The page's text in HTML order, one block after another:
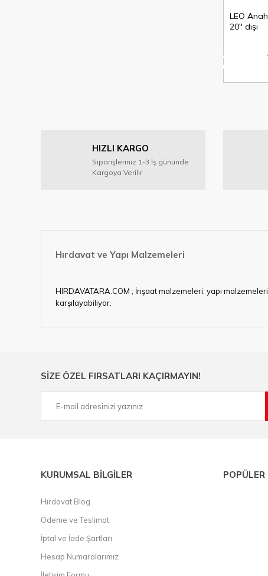
LEO
20'' dişi
%33
indirim
HIZLI KARGO
Siparişleriniz 1-3 İş gününde
Kargoya Verilir
Hırdavat ve Yapı Malzemeleri
HIRDAVATARA.COM ; İnşaat malzemeleri, yapı
karşılayabiliyor.
çelik cetvel, tel fırça, kalem havya, karot uç, pafta
SİZE ÖZEL FIRSATLARI KAÇIRMAYIN!
KURUMSAL BİLGİLER
Hırdavat Blog
Ödeme ve Teslimat
İptal ve İade Şartları
Hesap Numaralarımız
POPÜLER